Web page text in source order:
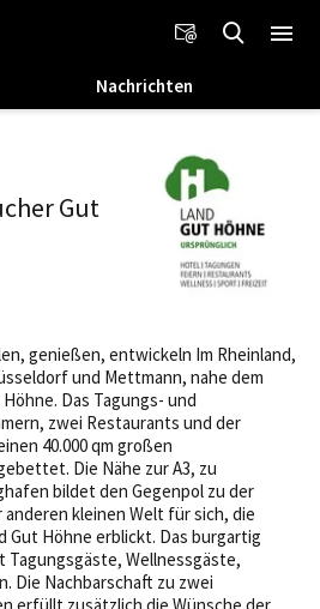
Nachrichten
Gut
genießen, entwickeln Im Rheinland,
und Mettmann, nahe dem
Das Tagungs- und
zwei Restaurants und der
40.000 qm großen
Die Nähe zur A3, zu
bildet den Gegenpol zu der
kleinen Welt für sich, die
Gut Höhne erblickt. Das burgartig
Tagungsgäste, Wellnessgäste,
Die Nachbarschaft zu zwei
erfüllt zusätzlich die Wünsche der